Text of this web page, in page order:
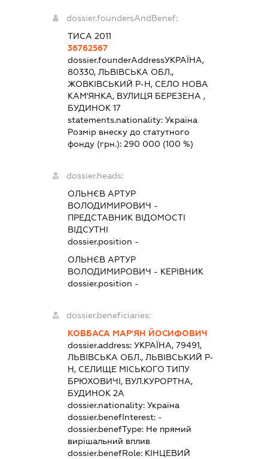
dossier.foundersAndBenef:
ТИСА 2011
36762567
dossier.founderAddressУКРАЇНА,
80330, ЛЬВІВСЬКА ОБЛ.,
ЖОВКІВСЬКИЙ Р-Н, СЕЛО НОВА
КАМ'ЯНКА, ВУЛИЦЯ БЕРЕЗЕНА ,
БУДИНОК 17
statements.nationality:Україна
Розмір внеску до статутного
фонду (грн.):290 000 (100 %)
dossier.heads:
ОЛЬНЄВ АРТУР
ВОЛОДИМИРОВИЧ -
ПРЕДСТАВНИК ВІДОМОСТІ
ВІДСУТНІ
dossier.position -
ОЛЬНЄВ АРТУР
ВОЛОДИМИРОВИЧ - КЕРІВНИК
dossier.position -
dossier.beneficiaries:
КОВБАСА МАР'ЯН ЙОСИФОВИЧ
dossier.address:УКРАЇНА, 79491,
ЛЬВІВСЬКА ОБЛ., ЛЬВІВСЬКИЙ Р-
Н, СЕЛИЩЕ МІСЬКОГО ТИПУ
БРЮХОВИЧІ, ВУЛ.КУРОРТНА,
БУДИНОК 2А
dossier.nationality:Україна
dossier.benefInterest: -
dossier.benefType: Не прямий
вирішальний вплив
dossier.benefRole: КІНЦЕВИЙ